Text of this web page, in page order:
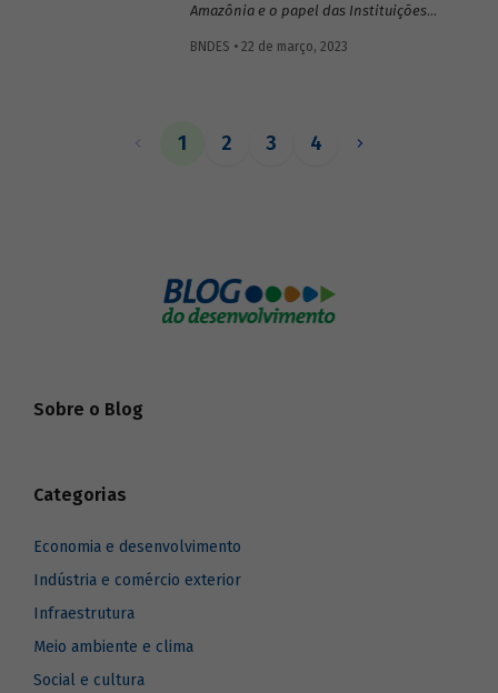
Amazônia e o papel das Instituições
Leonardo Pamplona, Nabil Kadri e Julio
sustentável, inclusivo e inovativo” do
BNDES • 22 de março, 2023
1 2 3 4
Sobre o Blog
Categorias
Economia e desenvolvimento
Indústria e comércio exterior
Infraestrutura
Meio ambiente e clima
Social e cultura